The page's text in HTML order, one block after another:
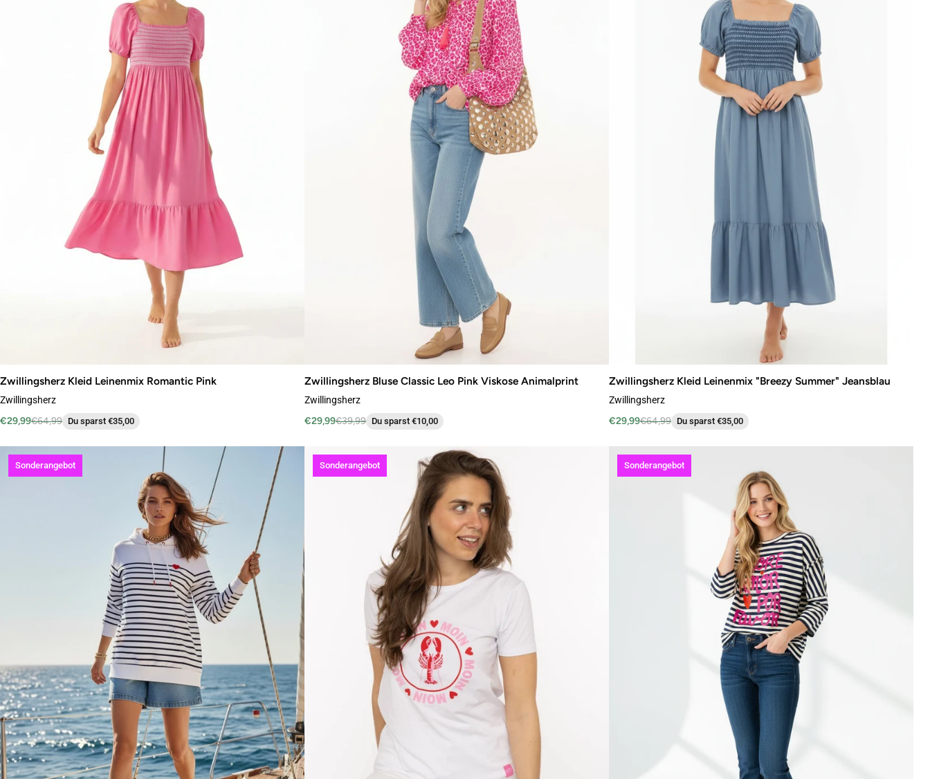
Zwillingsherz Kleid Leinenmix Romantic Pink
Zwillingsherz
€29,99€64,99 Du sparst €35,00
Zwillingsherz Bluse Classic Leo Pink Viskose Animalprint
Zwillingsherz
€29,99€39,99 Du sparst €10,00
Zwillingsherz Kleid Leinenmix "Breezy Summer" Jeansblau
Zwillingsherz
€29,99€64,99 Du sparst €35,00
Sonderangebot Sonderangebot Sonderangebot